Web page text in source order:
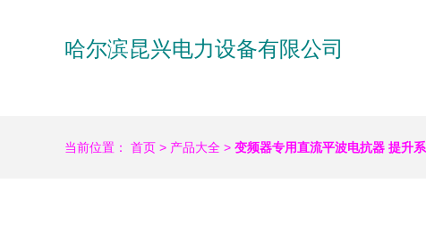
哈尔滨昆兴电力设备有限公司
当前位置： 首页 > 产品大全 > 变频器专用直流平波电抗器 提升